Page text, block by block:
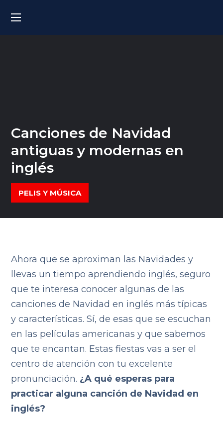
Canciones de Navidad
antiguas y modernas en
inglés
PELIS Y MÚSICA
Ahora que se aproximan las Navidades y
llevas un tiempo aprendiendo inglés, seguro
que te interesa conocer algunas de las
canciones de Navidad en inglés más típicas
y características. Sí, de esas que se escuchan
en las películas americanas y que sabemos
que te encantan. Estas fiestas vas a ser el
centro de atención con tu excelente
pronunciación. ¿A qué esperas para
practicar alguna canción de Navidad en
inglés?